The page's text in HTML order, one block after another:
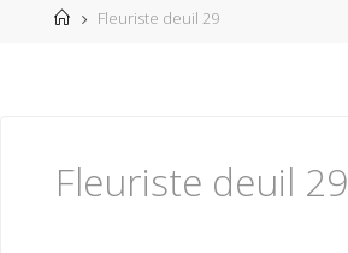
Fleuriste deuil 29
Fleuriste deuil 29